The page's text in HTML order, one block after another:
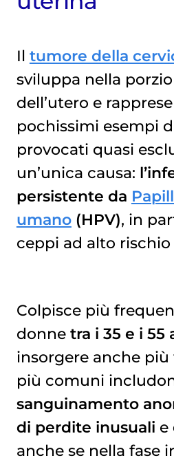
Il tumore della
sviluppa nella
dell’utero e
pochissimi esempi
provocati quasi
un’unica causa:
persistente da
umano(HPV), in
ceppi ad alto
Colpisce più
donne tra i 35 e i 55
insorgere anche più
più comuni
sanguinamento
di perdite inusuali e
anche se nella fase